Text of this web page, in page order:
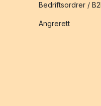
Bedriftsordrer /
Angrerett